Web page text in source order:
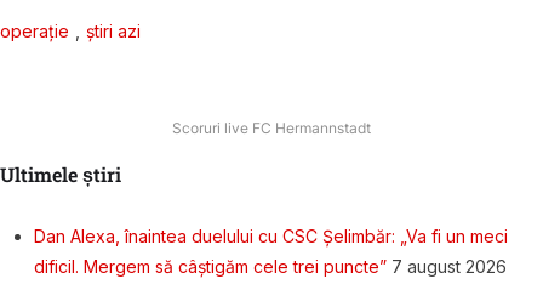
operație știri azi
Scoruri live FC Hermannstadt
Ultimele știri
Dan Alexa, înaintea duelului cu CSC Șelimbăr: „Va fi un meci
dificil. Mergem să câștigăm cele trei puncte” 7 august 2026